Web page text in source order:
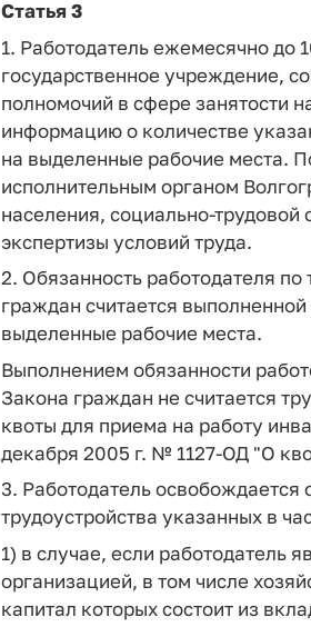
Статья 3
1. Работодатель ежемесячно до
государственное учреждение,
полномочий в сфере занятости
информацию о количестве
на выделенные рабочие места.
исполнительным органом
населения, социально-
экспертизы условий труда.
2. Обязанность работодателя по
граждан считается
выделенные рабочие места.
Выполнением обязанности
Закона граждан не считается
квоты для приема на работу
декабря 2005 г. № 1127-ОД "О
3. Работодатель
трудоустройства указанных в
1) в случае, если работодатель
организацией, в том числе
капитал которых состоит из